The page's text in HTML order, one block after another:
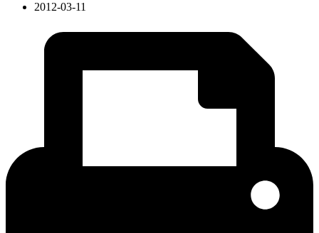
2012-03-11